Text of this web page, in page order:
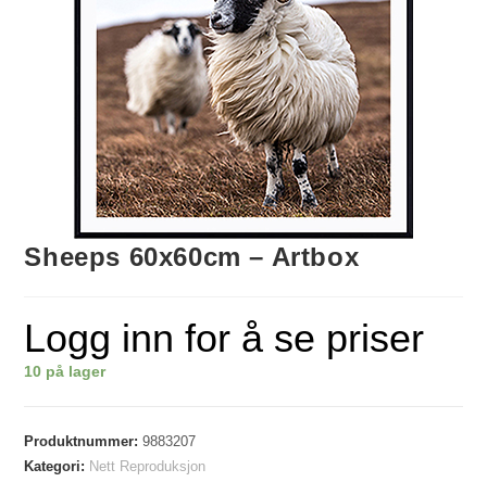
Sheeps 60x60cm – Artbox
Logg inn for å se priser
10 på lager
Produktnummer:9883207
Kategori: Nett Reproduksjon